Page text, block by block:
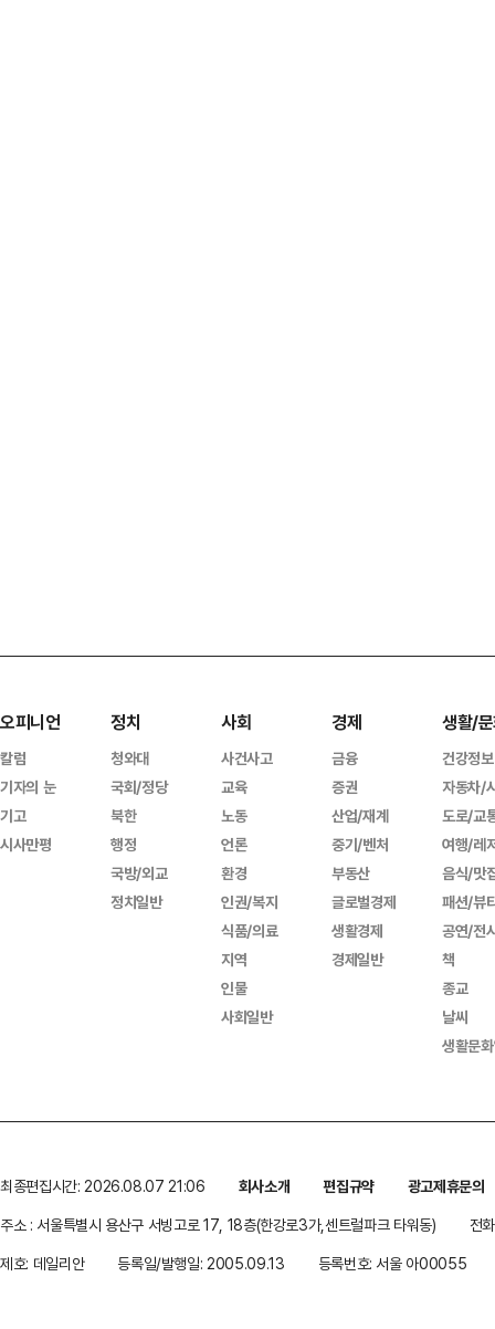
오피니언
칼럼
기자의 눈
기고
시사만평
정치
청와대
국회/정당
북한
행정
국방/외교
정치일반
사회
사건사고
교육
노동
언론
환경
인권/복지
식품/의료
지역
인물
사회일반
경제
금융
증권
산업/재계
중기/벤처
부동산
글로벌경제
생활경제
경제일반
생활/
건강정보
자동차/
도로/교
여행/레
음식/맛
패션/뷰
공연/전
책
종교
날씨
생활문
최종편집시간: 2026.08.07 21:06 회사소개 편집규약
광고제휴문의
주소 : 서울특별시 용산구 서빙고로 17, 18층(한강로3가,센트럴파크 타워동)
전
제호: 데일리안
등록일/발행일: 2005.09.13 등록번호: 서울 아00055